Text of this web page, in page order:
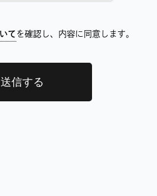
て を確認し、内容に同意します。
送信する